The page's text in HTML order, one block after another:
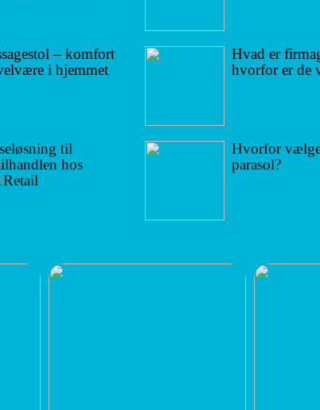
– komfort
i hjemmet
til
hos
Hvad er
hvorfor er de
Hvorfor
parasol?